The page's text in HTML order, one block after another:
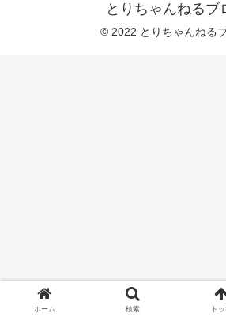
とりちゃんねるブ
© 2022 とりちゃんねる
ホーム 検索 ト